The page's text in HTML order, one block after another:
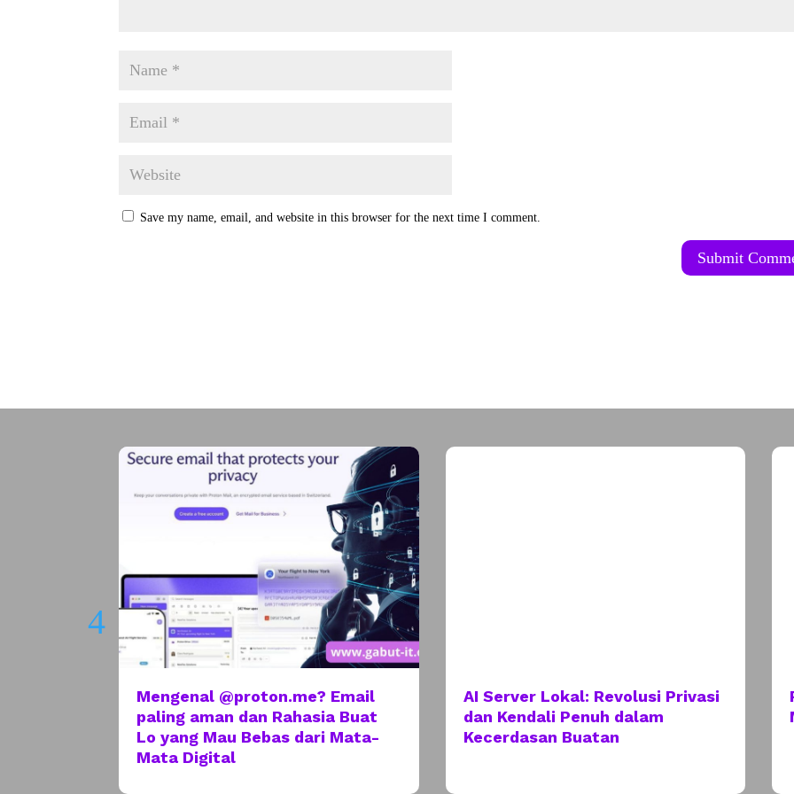
Save my name, email, and website in this browser for the next time I comment.
Submit
Mengenal @proton.me? Email
paling aman dan Rahasia Buat
Lo yang Mau Bebas dari Mata-
Mata Digital
AI Server Lokal: Revolusi Privasi
dan Kendali Penuh dalam
Kecerdasan Buatan